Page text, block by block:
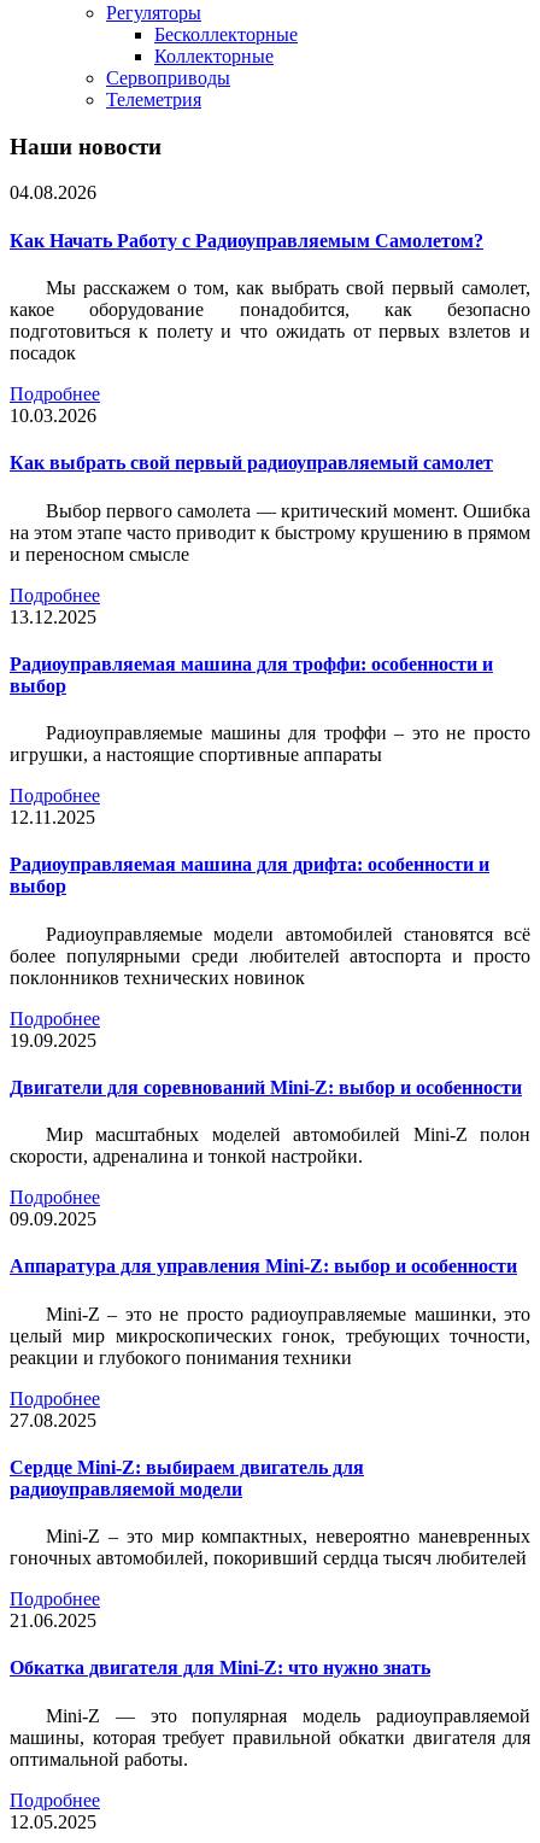
Регуляторы
Бесколлекторные
Коллекторные
Сервоприводы
Телеметрия
Наши новости
04.08.2026
Как Начать Работу с Радиоуправляемым Самолетом?
Мы расскажем о том, как выбрать свой первый самолет,
какое оборудование понадобится, как безопасно
подготовиться к полету и что ожидать от первых взлетов и
посадок
Подробнее
10.03.2026
Как выбрать свой первый радиоуправляемый самолет
Выбор первого самолета — критический момент. Ошибка
на этом этапе часто приводит к быстрому крушению в прямом
и переносном смысле
Подробнее
13.12.2025
Радиоуправляемая машина для троффи: особенности и
выбор
Радиоуправляемые машины для троффи – это не просто
игрушки, а настоящие спортивные аппараты
Подробнее
12.11.2025
Радиоуправляемая машина для дрифта: особенности и
выбор
Радиоуправляемые модели автомобилей становятся всё
более популярными среди любителей автоспорта и просто
поклонников технических новинок
Подробнее
19.09.2025
Двигатели для соревнований Mini-Z: выбор и особенности
Мир масштабных моделей автомобилей Mini-Z полон
скорости, адреналина и тонкой настройки.
Подробнее
09.09.2025
Аппаратура для управления Mini-Z: выбор и особенности
Mini-Z – это не просто радиоуправляемые машинки, это
целый мир микроскопических гонок, требующих точности,
реакции и глубокого понимания техники
Подробнее
27.08.2025
Сердце Mini-Z: выбираем двигатель для
радиоуправляемой модели
Mini-Z – это мир компактных, невероятно маневренных
гоночных автомобилей, покоривший сердца тысяч любителей
Подробнее
21.06.2025
Обкатка двигателя для Mini-Z: что нужно знать
Mini-Z — это популярная модель радиоуправляемой
машины, которая требует правильной обкатки двигателя для
оптимальной работы.
Подробнее
12.05.2025